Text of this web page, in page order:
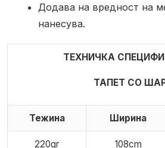
Додава на вредност на
нанесува.
ТЕХНИЧКА
ТАПЕТ СО
Тежина Ширина
220gr 108cm